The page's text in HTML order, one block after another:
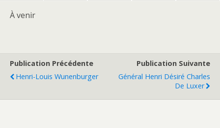
À venir
Publication Précédente
Henri-Louis Wunenburger
Publication Suivante
Général Henri Désiré Charles
De Luxer